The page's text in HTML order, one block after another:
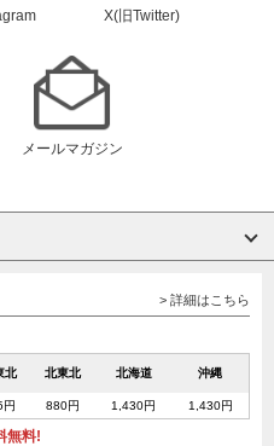
X(旧Twitter)
メールマガジン
> 詳細はこちら
北 北東北 北海道 沖縄
円 880円 1,430円 1,430円
無料!